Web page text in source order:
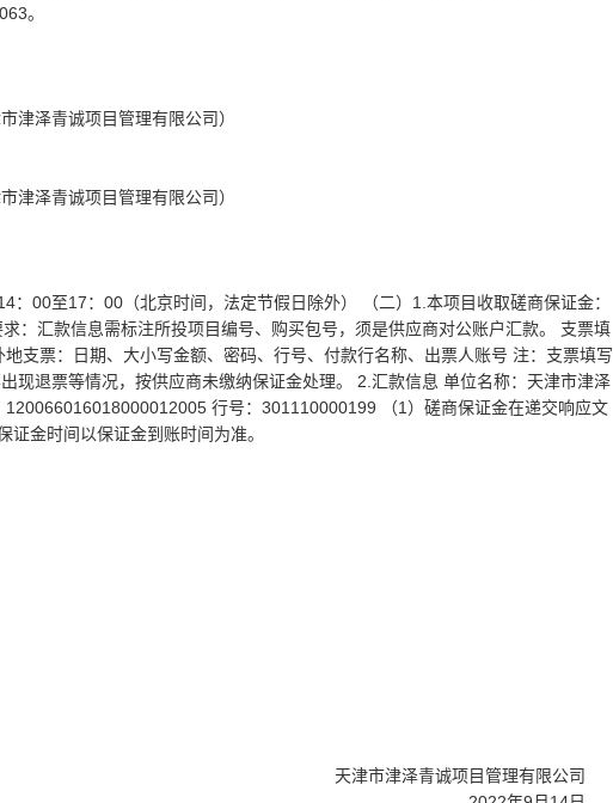
。
津泽青诚项目管理有限公司）
津泽青诚项目管理有限公司）
：00至17：00（北京时间，法定节假日除外） （二）1.本项目收取磋商保证金：
：汇款信息需标注所投项目编号、购买包号，须是供应商对公账户汇款。 支票填
支票：日期、大小写金额、密码、行号、付款行名称、出票人账号 注：支票填写
现退票等情况，按供应商未缴纳保证金处理。 2.汇款信息 单位名称：天津市津泽
行号：301110000199 （1）磋商保证金在递交响应文
金时间以保证金到账时间为准。
天津市津泽青诚项目管理有限公司